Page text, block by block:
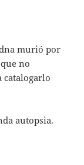
murió por
no
catalogarlo
autopsia.